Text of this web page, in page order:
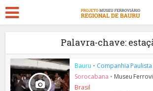
Palavra-chave:
Bauru • Companhia Paulista
Sorocabana • Museu
Brasil